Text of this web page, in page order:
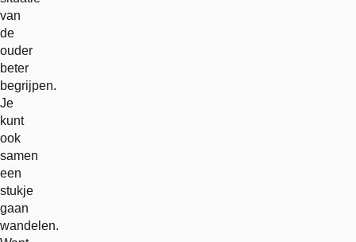
van
de
ouder
beter
begrijpen.
Je
kunt
ook
samen
een
stukje
gaan
wandelen.